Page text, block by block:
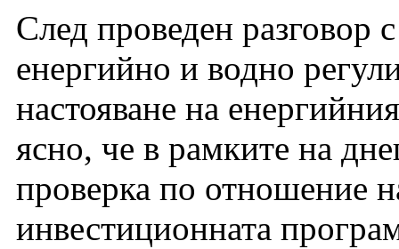
След проведен разговор
енергийно и водно
настояване на
ясно, че в рамките на
проверка по отношение
инвестиционната